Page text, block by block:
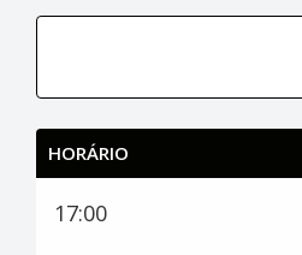
HORÁRIO
17:00